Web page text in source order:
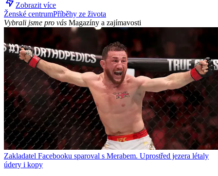
Zobrazit více
Ženské centrumPříběhy ze života
Vybrali jsme pro vás Magazíny a zajímavosti
Zakladatel Facebooku sparoval s Merabem. Uprostřed jezera létaly
údery i kopy